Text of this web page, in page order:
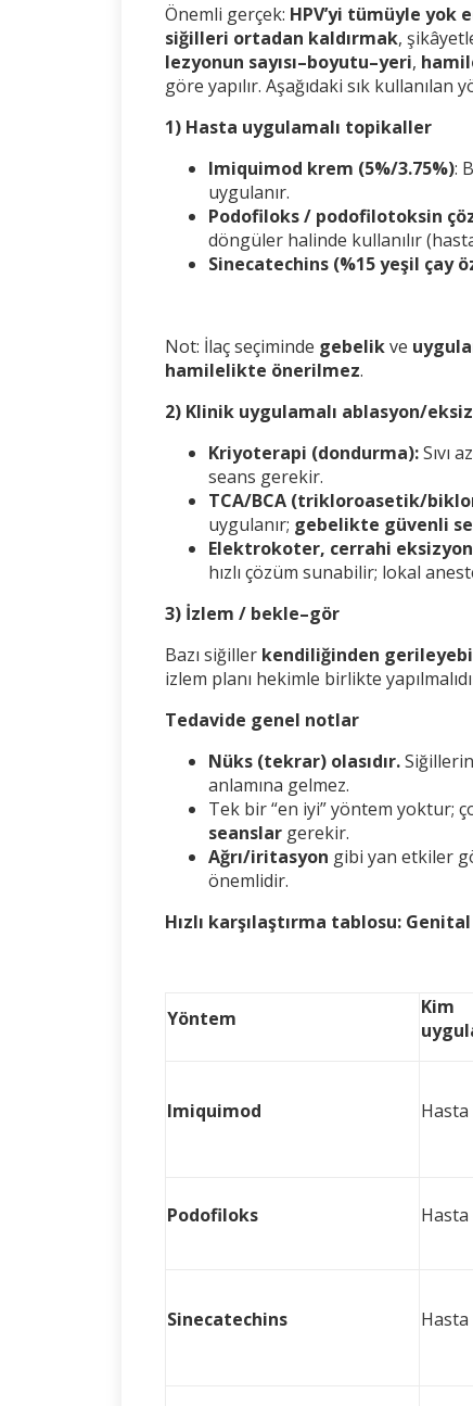
Önemli gerçek: HPV’yi tümüyle yok
siğilleri ortadan kaldırmak,
lezyonun sayısı–boyutu–yeri,
göre yapılır. Aşağıdaki sık
1) Hasta uygulamalı topikaller
Imiquimod krem (5%/3.75%):
uygulanır.
Podofiloks / podofilotoksin
döngüler halinde kullanılır
Sinecatechins (%15 yeşil çay
Not: İlaç seçiminde gebelikve
hamilelikte önerilmez.
2) Klinik uygulamalı ablasyon/
Kriyoterapi (dondurma):Sıvı
seans gerekir.
TCA/BCA (trikloroasetik/
uygulanır; gebelikte güvenli
Elektrokoter, cerrahi
hızlı çözüm sunabilir; lokal
3) İzlem / bekle–gör
Bazı siğiller kendiliğinden
izlem planı hekimle birlikte
Tedavide genel notlar
Nüks (tekrar) olasıdır.
anlamına gelmez.
Tek bir “en iyi” yöntem yoktur;
seanslar gerekir.
Ağrı/iritasyon gibi yan etkiler
önemlidir.
Hızlı karşılaştırma tablosu:
Yöntem
Kim
Imiquimod Hasta
Podofiloks Hasta
Sinecatechins Hasta